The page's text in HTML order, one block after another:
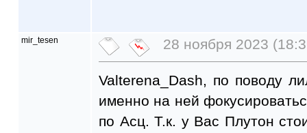
mir_tesen 28 ноября 2023
Valterena_Dash, по поводу
именно на ней
по Асц. Т.к. у Вас Плутон